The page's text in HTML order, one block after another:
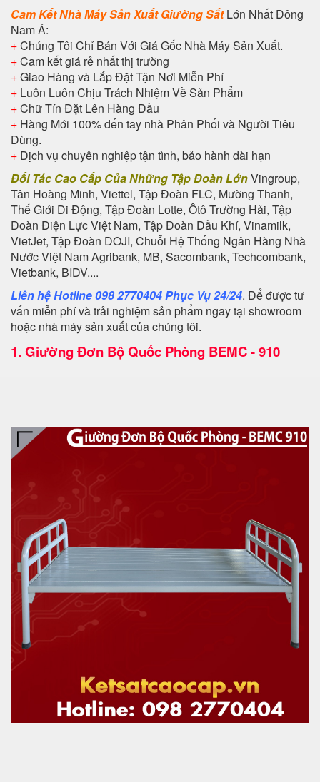
Cam Kết Nhà Máy Sản Xuất Giường SắtLớn Nhất Đông
Nam Á:
+Chúng Tôi Chỉ Bán Với Giá Gốc Nhà Máy Sản Xuất.
+Cam kết giá rẻ nhất thị trường
+Giao Hàng và Lắp Đặt Tận Nơi Miễn Phí
+ Luôn Luôn Chịu Trách Nhiệm Về Sản Phẩm
+Chữ Tín Đặt Lên Hàng Đầu
+ Hàng Mới 100% đến tay nhà Phân Phối và Người Tiêu
Dùng.
+ Dịch vụ chuyên nghiệp tận tình, bảo hành dài hạn
Đối Tác Cao Cấp Của Những Tập Đoàn LớnVingroup,
Tân Hoàng Minh, Viettel, Tập Đoàn FLC, Mường Thanh,
Thế Giới Di Động, Tập Đoàn Lotte, Ôtô Trường Hải, Tập
Đoàn Điện Lực Việt Nam, Tập Đoàn Dầu Khí, Vinamilk,
VietJet, Tập Đoàn DOJI, Chuỗi Hệ Thống Ngân Hàng Nhà
Nước Việt Nam Agribank, MB, Sacombank, Techcombank,
Vietbank, BIDV....
Liên hệ Hotline 098 2770404 Phục Vụ 24/24. Để được tư
vấn miễn phí và trải nghiệm sản phẩm ngay tại showroom
hoặc nhà máy sản xuất của chúng tôi.
1. Giường Đơn Bộ Quốc Phòng BEMC - 910